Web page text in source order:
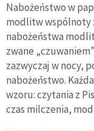
Nabożeństwo w
modlitw wspólnoty
nabożeństwa
zwane
zazwyczaj w nocy,
nabożeństwo.
wzoru: czytania z
czas milczenia,